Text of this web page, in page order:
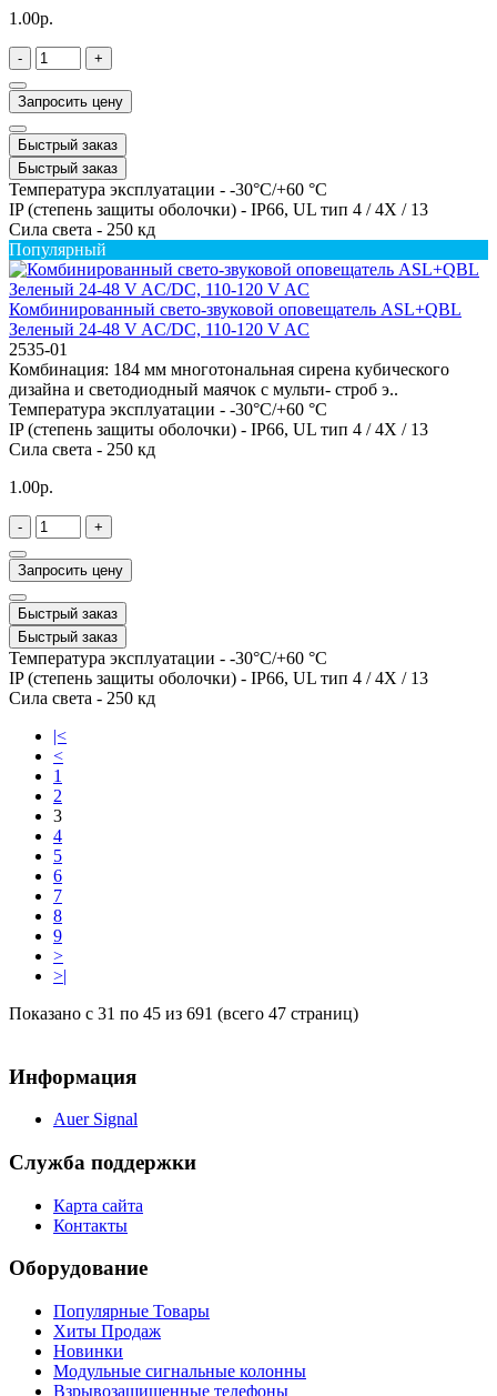
1.00р.
- +
Запросить цену
Быстрый заказ
Быстрый заказ
Температура эксплуатации - -30°C/+60 °C
IP (степень защиты оболочки) - IP66, UL тип 4 / 4X / 13
Сила света - 250 кд
Популярный
Комбинированный свето-звуковой оповещатель ASL+QBL
Зеленый 24-48 V AC/DC, 110-120 V AC
2535-01
Комбинация: 184 мм многотональная сирена кубического
дизайна и светодиодный маячок с мульти- строб э..
Температура эксплуатации - -30°C/+60 °C
IP (степень защиты оболочки) - IP66, UL тип 4 / 4X / 13
Сила света - 250 кд
1.00р.
- +
Запросить цену
Быстрый заказ
Быстрый заказ
Температура эксплуатации - -30°C/+60 °C
IP (степень защиты оболочки) - IP66, UL тип 4 / 4X / 13
Сила света - 250 кд
|<
<
1
2
3
4
5
6
7
8
9
>
>|
Показано с 31 по 45 из 691 (всего 47 страниц)
Информация
Auer Signal
Служба поддержки
Карта сайта
Контакты
Оборудование
Популярные Товары
Хиты Продаж
Новинки
Модульные сигнальные колонны
Взрывозащищенные телефоны